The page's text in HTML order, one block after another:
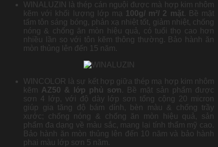
WINALUZIN là thép cán nguội được mà hợp kim nhôm
kẽm với khối lượng lớp mạ 100g/ m²/ 2 mặt. Bề mặt
tấm tôn sáng bóng, phản xạ nhiệt tốt, giảm nhiệt, chống
nóng & chống ăn mòn hiệu quả, có tuổi thọ cao hơn
nhiều lần so với tôn kẽm thông thường. Bảo hành ăn
mòn thủng lên đến 15 năm.
WINCOLOR là sự kết hợp giữa thép mạ hợp kim nhôm
kẽm AZ50 & lớp phủ sơn . Bề mặt sản phẩm được
sơn 4 lớp, với độ dày lớp sơn tổng cộng 20 micron
giúp gia tăng độ bám dính, bèn màu & chống trầy
xước; chống nóng & chống ăn mòn hiệu quả, sản
phẩm đa dạng về màu sắc, mang lại tính thẩm mỹ cao.
Bảo hành ăn mòn thủng lên đến 10 năm và bảo hành
phai màu lớp sơn 5 năm.